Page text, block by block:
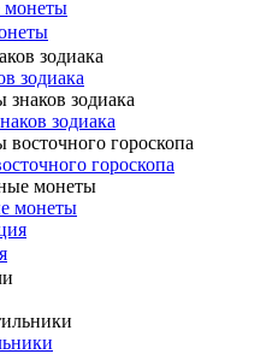
зодиака
зодиака
гороскопа
монеты